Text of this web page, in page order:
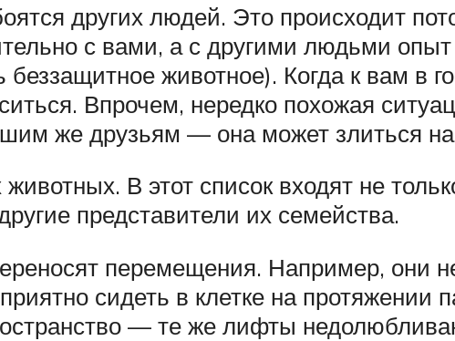
других людей. Это происходит
с вами, а с другими людьми
беззащитное животное). Когда к вам в
Впрочем, нередко похожая
же друзьям — она может злиться
животных. В этот список входят не
представители их семейства.
перемещения. Например, они
сидеть в клетке на протяжении
— те же лифты